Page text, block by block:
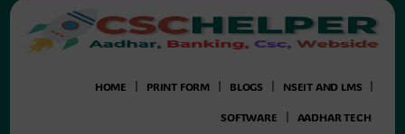
HOME PRINT FORM BLOGS NSEIT AND LMS
SOFTWARE AADHAR TECH